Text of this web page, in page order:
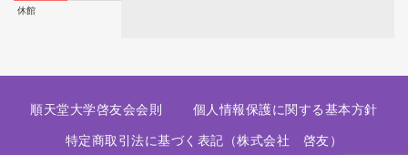
休館
順天堂大学啓友会会則
個人情報保護に関する基本方針
特定商取引法に基づく表記（株式会社 啓友）